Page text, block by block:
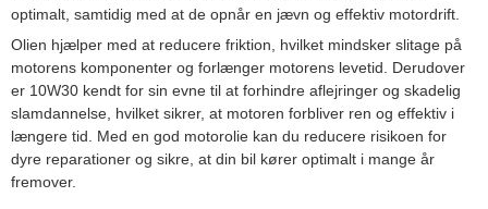
optimalt, samtidig med at de opnår en jævn og effektiv motordrift.
Olien hjælper med at reducere friktion, hvilket mindsker slitage på
motorens komponenter og forlænger motorens levetid. Derudover
er 10W30 kendt for sin evne til at forhindre aflejringer og skadelig
slamdannelse, hvilket sikrer, at motoren forbliver ren og effektiv i
længere tid. Med en god motorolie kan du reducere risikoen for
dyre reparationer og sikre, at din bil kører optimalt i mange år
fremover.